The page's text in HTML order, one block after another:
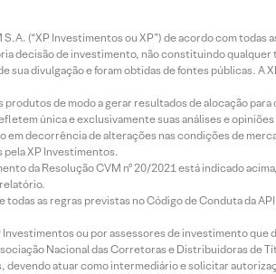
(“XP Investimentos ou XP”) de acordo com
decisão de investimento, não constituindo
divulgação e foram obtidas de fontes públicas.
de modo a gerar resultados de alocação para
única e exclusivamente suas análises e
decorrência de alterações nas condições de
XP Investimentos.
da Resolução CVM nº 20/2021 está indicado
as regras previstas no Código de Conduta da
ou por assessores de investimento que
Nacional das Corretoras e Distribuidoras de
atuar como intermediário e solicitar